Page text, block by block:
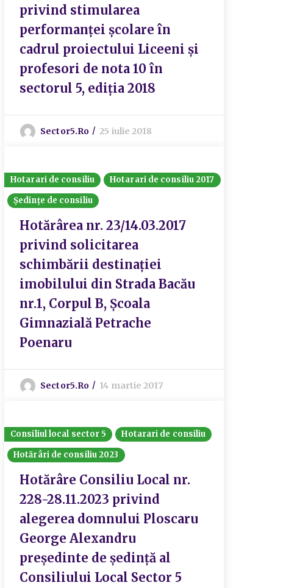
privind stimularea
performanței școlare în
cadrul proiectului Liceeni și
profesori de nota 10 în
sectorul 5, ediția 2018
Sector5.ro 25 iulie 2018
Hotarari de consiliu
Hotarari de consiliu 2017
Ședințe de consiliu
Hotărârea nr. 23/14.03.2017
privind solicitarea
schimbării destinației
imobilului din Strada Bacău
nr.1, Corpul B, Școala
Gimnazială Petrache
Poenaru
Sector5.ro 14 martie 2017
Consiliul local sector 5
Hotarari de consiliu
Hotărâri de consiliu 2023
Hotărâre Consiliu Local nr.
228-28.11.2023 privind
alegerea domnului Ploscaru
George Alexandru
preşedinte de şedinţă al
Consiliului Local Sector 5